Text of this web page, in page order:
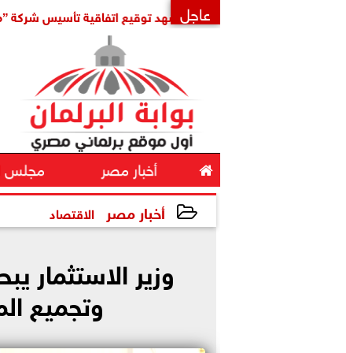
عاجل
مدبولي يشهد توقيع اتفاقية تأسيس شركة
 أخبار مصر مجلس
أخبار مصر الاقتصاد
وزير
وتجميع